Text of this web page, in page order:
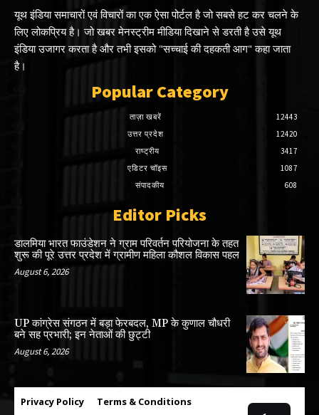
यूथ इंडिया समाचारों एवं विचारों का एक ऐसा पोर्टल है जो सबसे हट कर चलने के
लिए लोकप्रिय है। जो खबर मेनस्ट्रीम मीडिया दिखाने से डरती है उसे यूथ
इंडिया उजागर करता है और तभी इसको "सच्चाई की दहकती आग" कहा जाता
है।
Popular Category
ताज़ा खबरें
12443
उत्तर प्रदेश
12420
राष्ट्रीय
3417
एडिटर चॉइस
1087
संपादकीय
608
Editor Picks
डालमिया भारत फाउंडेशन ने ग्राम परिवर्तन परियोजना के तहत
शुरू की पूरे उत्तर प्रदेश में ग्रामीण महिला कौशल विकास पहल
August 6, 2026
UP कांग्रेस संगठन में बड़ा फेरबदल, MP के कुणाल चौधरी
बने सह प्रभारी; इन नेताओं की छुट्टी
August 6, 2026
Privacy Policy Terms & Conditions